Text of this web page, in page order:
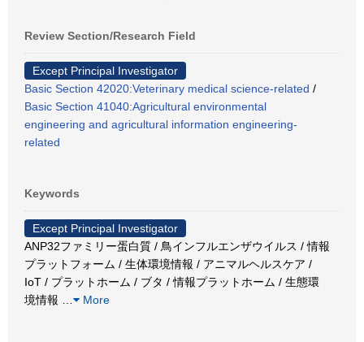
Review Section/Research Field
Except Principal Investigator
Basic Section 42020:Veterinary medical science-related /
Basic Section 41040:Agricultural environmental
engineering and agricultural information engineering-
related
Keywords
Except Principal Investigator
ANP32ファミリー蛋白質 / 鳥インフルエンザウイルス / 情報
プラットフォーム / 生体環境情報 / アニマルヘルスケア /
IoT / プラットホーム / ブタ / 情報プラットホーム / 生態環
境情報
More